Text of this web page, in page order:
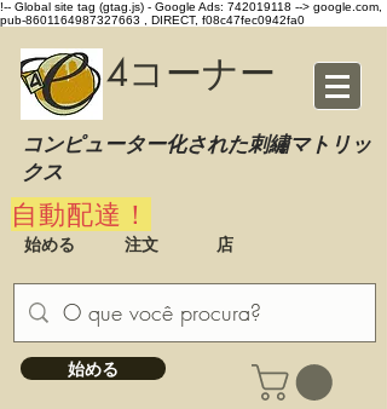
!-- Global site tag (gtag.js) - Google Ads: 742019118 --> google.com,
pub-8601164987327663 , DIRECT, f08c47fec0942fa0
4コーナー
コンピューター化された刺繡マトリッ
クス
自動配達！
始める 注文 店
始める